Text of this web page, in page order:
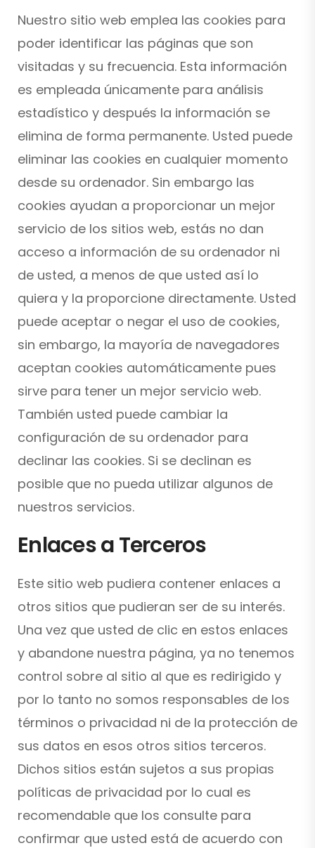
Nuestro sitio web emplea las cookies para
poder identificar las páginas que son
visitadas y su frecuencia. Esta información
es empleada únicamente para análisis
estadístico y después la información se
elimina de forma permanente. Usted puede
eliminar las cookies en cualquier momento
desde su ordenador. Sin embargo las
cookies ayudan a proporcionar un mejor
servicio de los sitios web, estás no dan
acceso a información de su ordenador ni
de usted, a menos de que usted así lo
quiera y la proporcione directamente. Usted
puede aceptar o negar el uso de cookies,
sin embargo, la mayoría de navegadores
aceptan cookies automáticamente pues
sirve para tener un mejor servicio web.
También usted puede cambiar la
configuración de su ordenador para
declinar las cookies. Si se declinan es
posible que no pueda utilizar algunos de
nuestros servicios.
Enlaces a Terceros
Este sitio web pudiera contener enlaces a
otros sitios que pudieran ser de su interés.
Una vez que usted de clic en estos enlaces
y abandone nuestra página, ya no tenemos
control sobre al sitio al que es redirigido y
por lo tanto no somos responsables de los
términos o privacidad ni de la protección de
sus datos en esos otros sitios terceros.
Dichos sitios están sujetos a sus propias
políticas de privacidad por lo cual es
recomendable que los consulte para
confirmar que usted está de acuerdo con